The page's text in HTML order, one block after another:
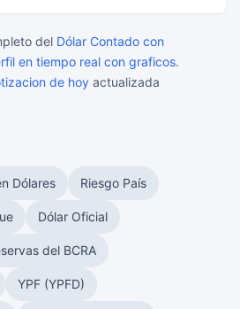
del Dólar Contado con
en tiempo real con graficos.
de hoy actualizada
Dólares Riesgo País
Dólar Oficial
del BCRA
YPF (YPFD)